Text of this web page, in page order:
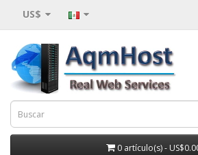
US$
0 artículo(s) -